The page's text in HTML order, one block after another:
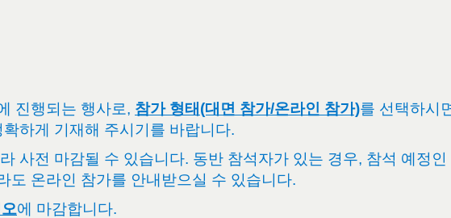
진행되는 행사로, 참가 형태(대면 참가/온라인 참가)를 선택하시
하게 기재해 주시기를 바랍니다.
사전 마감될 수 있습니다. 동반 참석자가 있는 경우, 참석 예정
도 온라인 참가를 안내받으실 수 있습니다.
에 마감합니다.